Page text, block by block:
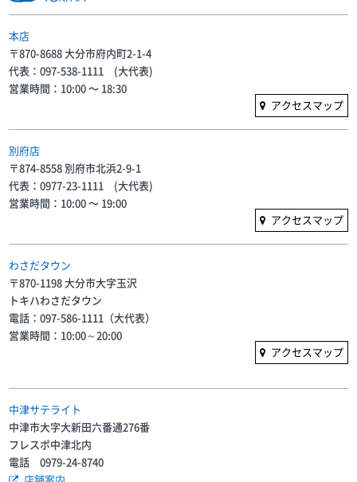
本店
〒870-8688 大分市府内町2-1-4
代表：097-538-1111 (大代表)
営業時間：10:00 〜 18:30
アクセスマップ
別府店
〒874-8558 別府市北浜2-9-1
代表：0977-23-1111 (大代表)
営業時間：10:00 〜 19:00
アクセスマップ
わさだタウン
〒870-1198 大分市大字玉沢
トキハわさだタウン
電話：097-586-1111（大代表）
営業時間：10:00～20:00
アクセスマップ
中津サテライト
中津市大字大新田六番通276番
フレスポ中津北内
電話 0979-24-8740